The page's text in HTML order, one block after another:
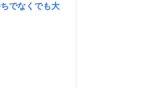
でなくでも大